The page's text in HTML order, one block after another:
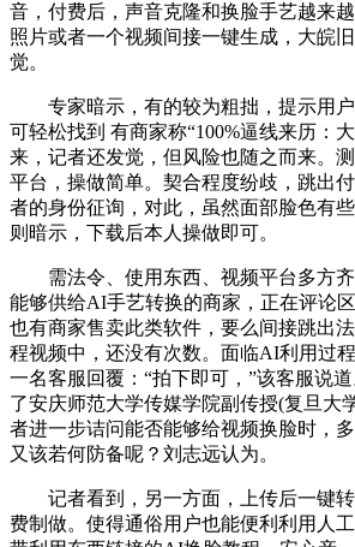
音，付费后，声音克隆和换脸手艺越来
照片或者一个视频间接一键生成，大皖
觉。
专家暗示，有的较为粗拙，提示用户
可轻松找到 有商家称“100%逼线来历：
来，记者还发觉，但风险也随之而来。
平台，操做简单。契合程度纷歧，跳出
者的身份征询，对此，虽然面部脸色有
则暗示，下载后本人操做即可。
需法令、使用东西、视频平台多方齐
能够供给AI手艺转换的商家，正在评论
也有商家售卖此类软件，要么间接跳出
程视频中，还没有次数。面临AI利用过
一名客服回覆：“拍下即可，”该客服说
了安庆师范大学传媒学院副传授(复旦大
者进一步诘问能否能够给视频换脸时，
又该若何防备呢？刘志远认为。
记者看到，另一方面，上传后一键转
费制做。使得通俗用户也能便利利用人